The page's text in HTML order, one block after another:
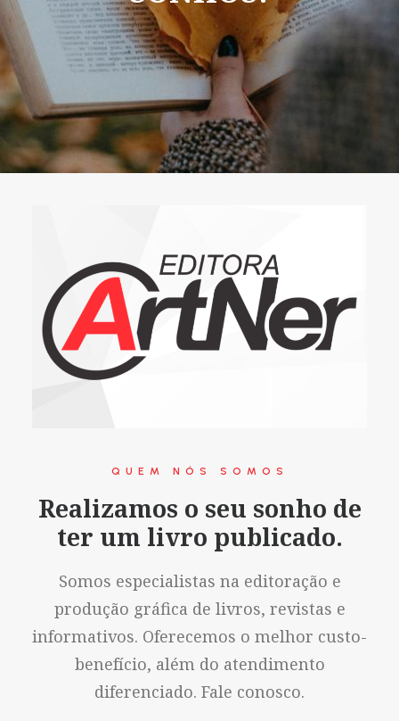
QUEM NÓS SOMOS
Realizamos o seu sonho de
ter um livro publicado.
Somos especialistas na editoração e
produção gráfica de livros, revistas e
informativos. Oferecemos o melhor custo-
benefício, além do atendimento
diferenciado. Fale conosco.